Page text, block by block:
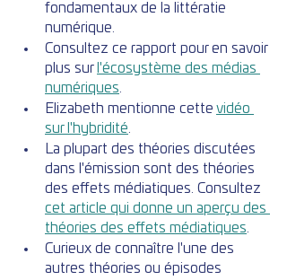
fondamentaux de la littératie
numérique.
Consultez ce rapport pour en savoir
plus sur l'écosystème des médias
numériques
Elizabeth mentionne cette vidéo
sur l'hybridité
La plupart des théories discutées
dans l'émission sont des théories
des effets médiatiques. Consultez
cet article qui donne un aperçu des
théories des effets médiatiques
Curieux de connaître l'une des
autres théories ou épisodes